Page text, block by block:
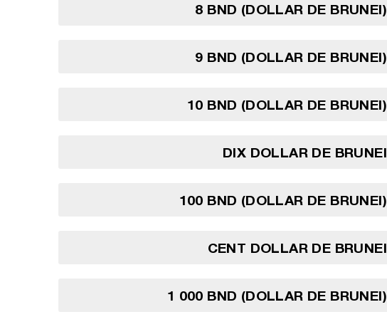
8 BND (DOLLAR DE BRUNEI)
9 BND (DOLLAR DE BRUNEI)
10 BND (DOLLAR DE BRUNEI)
DIX DOLLAR DE BRUNEI
100 BND (DOLLAR DE BRUNEI)
CENT DOLLAR DE BRUNEI
1 000 BND (DOLLAR DE BRUNEI)